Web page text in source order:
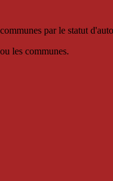
par le statut
les communes.